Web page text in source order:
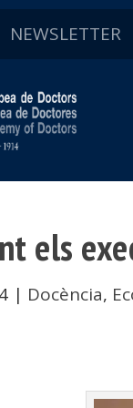
NEWSLETTER
els
| Docència,